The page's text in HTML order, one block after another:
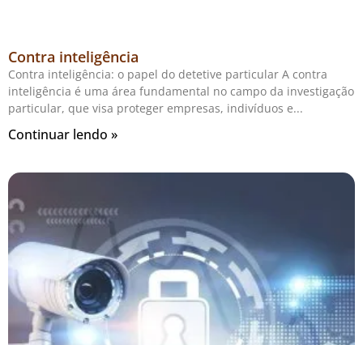
Contra inteligência
Contra inteligência: o papel do detetive particular A contra
inteligência é uma área fundamental no campo da investigação
particular, que visa proteger empresas, indivíduos e
Continuar lendo »